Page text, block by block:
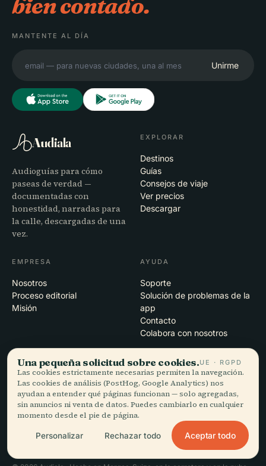
bien contado.
MANTENTE AL DÍA
Unirme
Audiala
Audioguías para cómo
paseas de verdad —
documentadas con
honestidad, narradas para
la calle, descargadas de una
vez.
EXPLORAR
Destinos
Guías
Consejos de viaje
Ver precios
Descargar
EMPRESA
Nosotros
Proceso editorial
Misión
AYUDA
Soporte
Solución de problemas de la
app
Contacto
Colabora con nosotros
LEGAL
Privacidad
Términos
Configuración de cookies
Eliminar cuenta
Una pequeña solicitud sobre cookies.UE · RGPD
Las cookies estrictamente necesarias permiten la navegación.
Las cookies de análisis (PostHog, Google Analytics) nos
ayudan a entender qué páginas funcionan — solo agregadas,
sin anuncios ni venta de datos. Puedes cambiarlo en cualquier
momento desde el pie de página.
Personalizar Rechazar todo Aceptar todo